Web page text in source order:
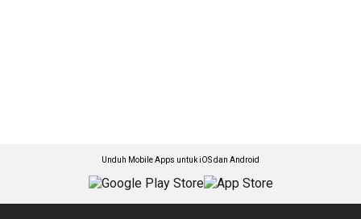
Unduh Mobile Apps untuk iOS dan Android